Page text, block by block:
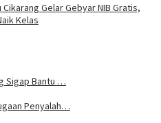
Cikarang Gelar Gebyar NIB Gratis,
Kelas
Sigap Bantu …
Penyalah…